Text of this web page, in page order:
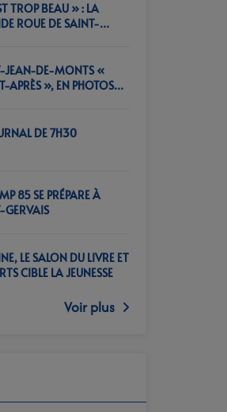
TROP BEAU » : LA
ROUE DE SAINT-
JEAN-DE-MONTS «
APRÈS », EN PHOTOS
DE 7H30
85 SE PRÉPARE À
GERVAIS
LE SALON DU LIVRE ET
CIBLE LA JEUNESSE
Voir plus